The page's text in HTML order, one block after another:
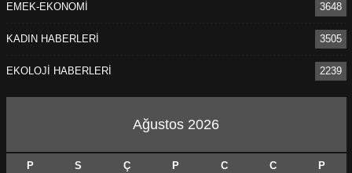
EMEK-EKONOMİ 3648
KADIN HABERLERİ 3505
EKOLOJİ HABERLERİ 2239
Ağustos 2026
P S Ç P C C P